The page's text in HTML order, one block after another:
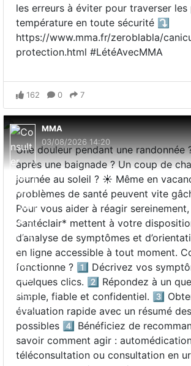
les erreurs à éviter pour traverser les
température en toute sécurité ⤵️
https://www.mma.fr/zeroblabla/
protection.html #LétéAvecMMA
162 0 7
MMA
03/08/2026 14:20
Une douleur pendant une randonnée
après une baignade ? Un coup de
journée au soleil ? ☀️ Même en
problèmes de santé peuvent vite
Pour vous aider à réagir
Santéclair* mettent à votre
d’analyse de symptômes et
en ligne accessible à tout moment.
fonctionne ? 1️⃣ Décrivez vos
quelques clics. 2️⃣ Répondez à un
simple, fiable et confidentiel. 3️⃣
évaluation rapide avec un résumé
possibles 4️⃣ Bénéficiez de
savoir comment agir :
téléconsultation ou consultation en